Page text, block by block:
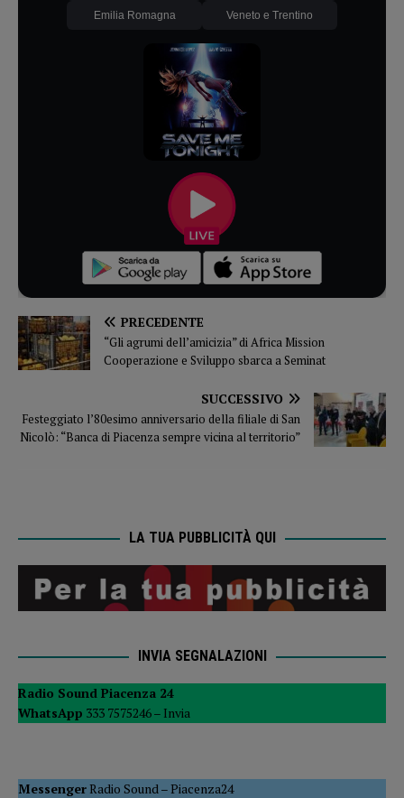
Emilia Romagna Veneto e Trentino
PRECEDENTE
“Gli agrumi dell’amicizia” di Africa Mission
Cooperazione e Sviluppo sbarca a Seminat
SUCCESSIVO
Festeggiato l’80esimo anniversario della filiale di San
Nicolò: “Banca di Piacenza sempre vicina al territorio”
LA TUA PUBBLICITÀ QUI
INVIA SEGNALAZIONI
Radio Sound Piacenza 24
WhatsApp 333 7575246 – Invia
MessengerRadio Sound –Piacenza24